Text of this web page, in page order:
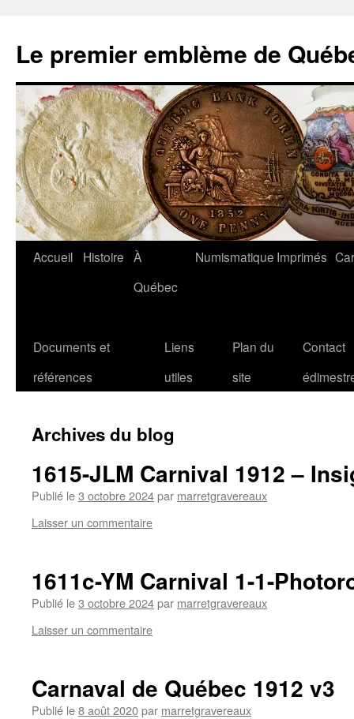
contenu
Le premier emblème de
Accueil Histoire À
Québec
Numismatique Imprimés
Documents et
références
Liens
utiles
Plan du
site
Contact
Archives du blog
1615-JLM Carnival 1912 –
Publié le3 octobre 2024par marretgravereaux
Laisser un commentaire
1611c-YM Carnival 1-1-
Publié le3 octobre 2024par marretgravereaux
Laisser un commentaire
Carnaval de Québec 1912 v3
Publié le8 août 2020par marretgravereaux